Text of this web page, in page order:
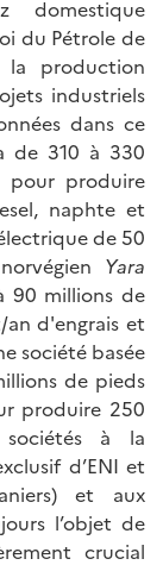
du Pétrole de
la production
industriels
dans ce
de 310 à 330
pour produire
naphte et
de 50
Yara
90 millions de
d'engrais et
société basée
de pieds
produire 250
sociétés à la
d’ENI et
et aux
l’objet de
crucial